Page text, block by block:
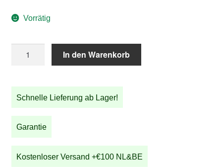
Vorrätig
Satz
(Links
Rechts)
Menge
In den Warenkorb
Schnelle Lieferung ab Lager!
Garantie
Kostenloser Versand +€100 NL&BE